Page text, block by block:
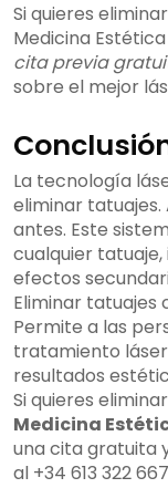
Si quieres
Medicina
cita previa
sobre el mejor
La tecnología
eliminar tatuajes.
antes. Este
cualquier tatuaje,
efectos
Eliminar tatuajes
Permite a las
tratamiento
resultados
Si quieres
Medicina
una cita gratuita
al +34 613 322